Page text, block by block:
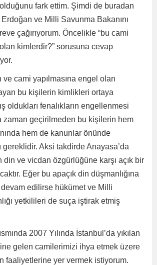
fark ettim. Şimdi de buradan
ve Milli Savunma Bakanını
çağırıyorum. Öncelikle “bu cami
kimlerdir?” sorusuna cevap
cami yapılmasına engel olan
bu kişilerin kimlikleri ortaya
oldukları fenalıkların engellenmesi
zaman geçirilmeden bu kişilerin hem
hem de kanunlar önünde
gereklidir. Aksi takdirde Anayasa’da
din ve vicdan özgürlüğüne karşı açık bir
Eğer bu apaçık din düşmanlığına
edilirse hükümet ve Milli
yetkilileri de suça iştirak etmiş
2007 Yılında İstanbul’da yıkılan
gelen camilerimizi ihya etmek üzere
faaliyetlerine yer vermek istiyorum.